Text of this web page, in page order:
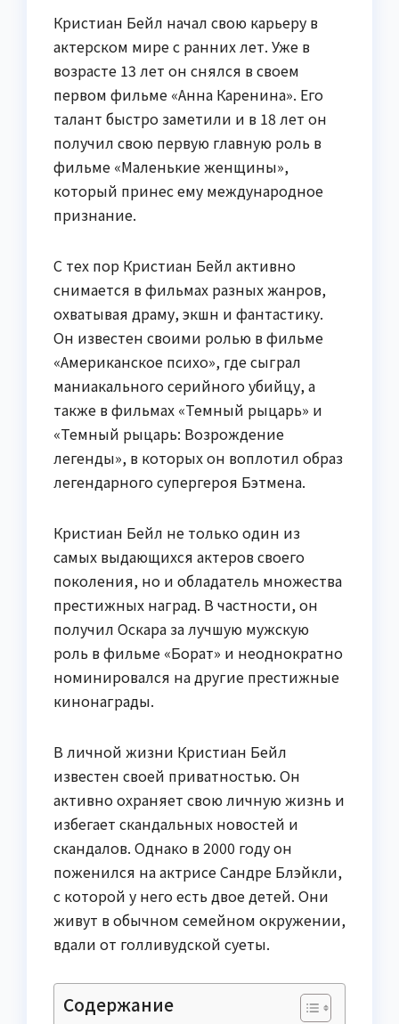
Кристиан Бейл начал свою карьеру в
актерском мире с ранних лет. Уже в
возрасте 13 лет он снялся в своем
первом фильме «Анна Каренина». Его
талант быстро заметили и в 18 лет он
получил свою первую главную роль в
фильме «Маленькие женщины»,
который принес ему международное
признание.
С тех пор Кристиан Бейл активно
снимается в фильмах разных жанров,
охватывая драму, экшн и фантастику.
Он известен своими ролью в фильме
«Американское психо», где сыграл
маниакального серийного убийцу, а
также в фильмах «Темный рыцарь» и
«Темный рыцарь: Возрождение
легенды», в которых он воплотил образ
легендарного супергероя Бэтмена.
Кристиан Бейл не только один из
самых выдающихся актеров своего
поколения, но и обладатель множества
престижных наград. В частности, он
получил Оскара за лучшую мужскую
роль в фильме «Борат» и неоднократно
номинировался на другие престижные
кинонаграды.
В личной жизни Кристиан Бейл
известен своей приватностью. Он
активно охраняет свою личную жизнь и
избегает скандальных новостей и
скандалов. Однако в 2000 году он
поженился на актрисе Сандре Блэйкли,
с которой у него есть двое детей. Они
живут в обычном семейном окружении,
вдали от голливудской суеты.
Содержание